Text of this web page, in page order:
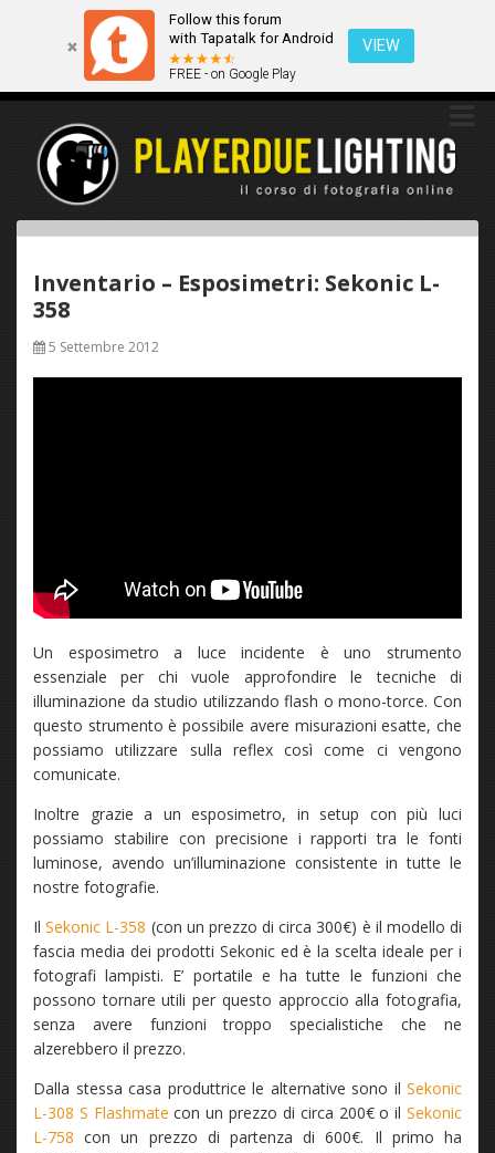
Follow this forum
with Tapatalk for Android
FREE - on Google Play
VIEW
Inventario – Esposimetri: Sekonic L-
358
5 Settembre 2012
Un esposimetro a luce incidente è uno strumento
essenziale per chi vuole approfondire le tecniche di
illuminazione da studio utilizzando flash o mono-torce. Con
questo strumento è possibile avere misurazioni esatte, che
possiamo utilizzare sulla reflex così come ci vengono
comunicate.
Inoltre grazie a un esposimetro, in setup con più luci
possiamo stabilire con precisione i rapporti tra le fonti
luminose, avendo un’illuminazione consistente in tutte le
nostre fotografie.
IlSekonic L-358 (con un prezzo di circa 300€) è il modello di
fascia media dei prodotti Sekonic ed è la scelta ideale per i
fotografi lampisti. E’ portatile e ha tutte le funzioni che
possono tornare utili per questo approccio alla fotografia,
senza avere funzioni troppo specialistiche che ne
alzerebbero il prezzo.
Dalla stessa casa produttrice le alternative sono il Sekonic
L-308 S Flashmate con un prezzo di circa 200€ o ilSekonic
L-758 con un prezzo di partenza di 600€. Il primo ha
Questo sito utilizza i cookies. Continuando a navigare tra queste
pagine acconsenti implicitamente all'uso dei cookies.
Ok Scopri di più